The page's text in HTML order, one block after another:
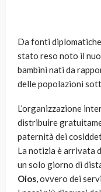
Da fonti
stato reso noto il
bambini nati da
delle popolazioni
L’organizzazione
distribuire
paternità dei
La notizia è arrivata
un solo giorno di
Oios, ovvero dei